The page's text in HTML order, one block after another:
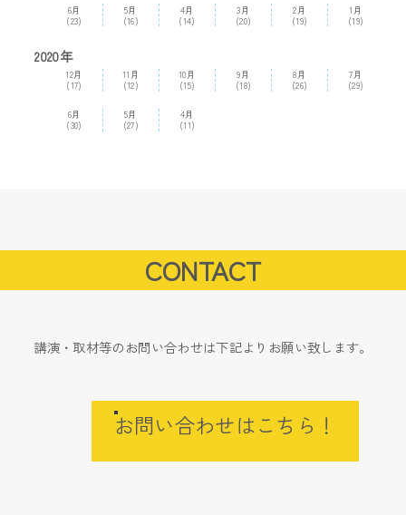
6月
(23)
5月
(16)
4月
(14)
3月
(20)
2月
(19)
1月
(19)
2020年
12月
(17)
11月
(12)
10月
(15)
9月
(18)
8月
(26)
7月
(29)
6月
(30)
5月
(27)
4月
(11)
CONTACT
講演・取材等のお問い合わせは下記よりお願い致します。
お問い合わせはこちら！